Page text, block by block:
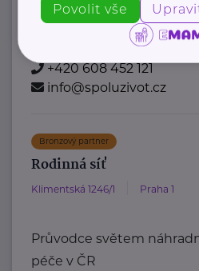
dětských domovů se
https://
+420 608 452 121
info@spoluzivot.cz
Bronzový partner
Rodinná síť
Klimentská 1246/1 Praha 1
Průvodce světem
péče v ČR
Povolit vše